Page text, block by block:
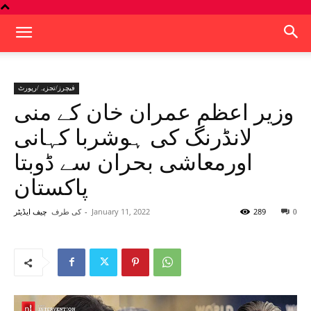
فیچرز/تجزیہ/رپورٹ
وزیر اعظم عمران خان کے منی
لانڈرنگ کی ہوشربا کہانی
اورمعاشی بحران سے ڈوبتا
پاکستان
کی طرف چیف ایڈیٹر - January 11, 2022 0
289